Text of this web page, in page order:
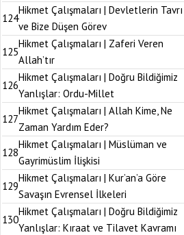
124
Hikmet Çalışmaları | Devletlerin Tavrı
ve Bize Düşen Görev
125
Hikmet Çalışmaları | Zaferi Veren
Allah’tır
126
Hikmet Çalışmaları | Doğru Bildiğimiz
Yanlışlar: Ordu-Millet
127
Hikmet Çalışmaları | Allah Kime, Ne
Zaman Yardım Eder?
128
Hikmet Çalışmaları | Müslüman ve
Gayrimüslim İlişkisi
129
Hikmet Çalışmaları | Kur’an’a Göre
Savaşın Evrensel İlkeleri
130
Hikmet Çalışmaları | Doğru Bildiğimiz
Yanlışlar: Kıraat ve Tilavet Kavramı